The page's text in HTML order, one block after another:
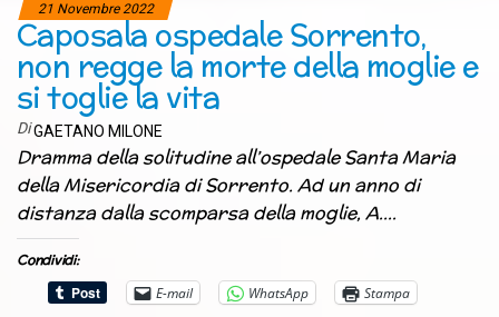
21 Novembre 2022
Caposala ospedale Sorrento,
non regge la morte della moglie e
si toglie la vita
DiGAETANO MILONE
Dramma della solitudine all’ospedale Santa Maria
della Misericordia di Sorrento. Ad un anno di
distanza dalla scomparsa della moglie, A.…
Condividi:
E-mail
WhatsApp Stampa